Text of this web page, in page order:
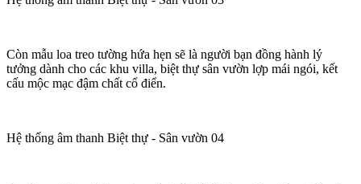
Còn mẫu loa treo tường hứa hẹn sẽ là người bạn đồng hành lý
tưởng dành cho các khu villa, biệt thự sân vườn lợp mái ngói, kết
cấu mộc mạc đậm chất cổ điển.
Hệ thống âm thanh Biệt thự - Sân vườn 04